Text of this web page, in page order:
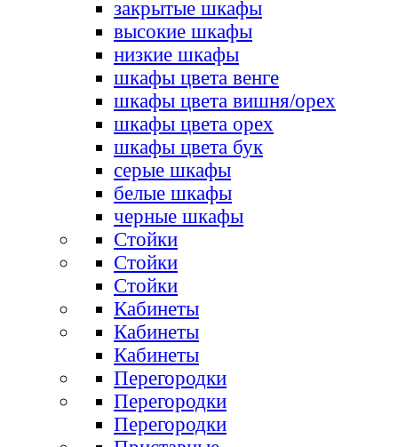
закрытые шкафы
высокие шкафы
низкие шкафы
шкафы цвета венге
шкафы цвета вишня/орех
шкафы цвета орех
шкафы цвета бук
серые шкафы
белые шкафы
черные шкафы
Стойки
Стойки
Стойки
Кабинеты
Кабинеты
Кабинеты
Перегородки
Перегородки
Перегородки